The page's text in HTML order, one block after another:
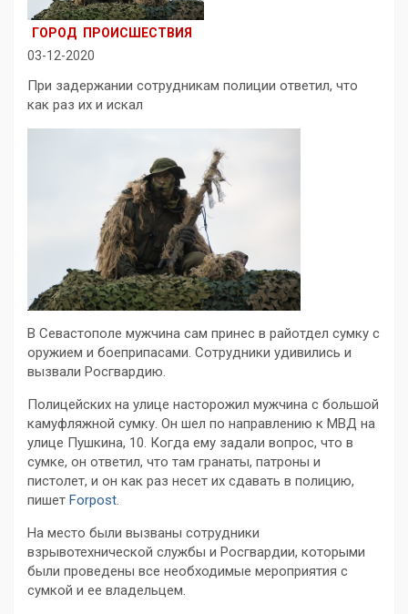
ГОРОД
ПРОИСШЕСТВИЯ
03-12-2020
При задержании сотрудникам полиции ответил, что
как раз их и искал
В Севастополе мужчина сам принес в райотдел сумку с
оружием и боеприпасами. Сотрудники удивились и
вызвали Росгвардию.
Полицейских на улице насторожил мужчина с большой
камуфляжной сумку. Он шел по направлению к МВД на
улице Пушкина, 10. Когда ему задали вопрос, что в
сумке, он ответил, что там гранаты, патроны и
пистолет, и он как раз несет их сдавать в полицию,
пишет Forpost.
На место были вызваны сотрудники
взрывотехнической службы и Росгвардии, которыми
были проведены все необходимые мероприятия с
сумкой и ее владельцем.